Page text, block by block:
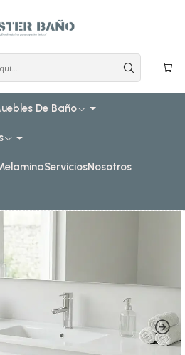
De Baño
ServiciosNosotros
simple de loza 120 cm
cubierta de loza de 120 cm /
A / Blanco